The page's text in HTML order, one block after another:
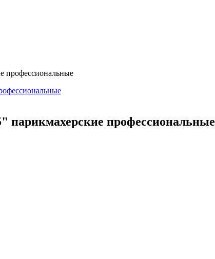
профессиональные
профессиональные